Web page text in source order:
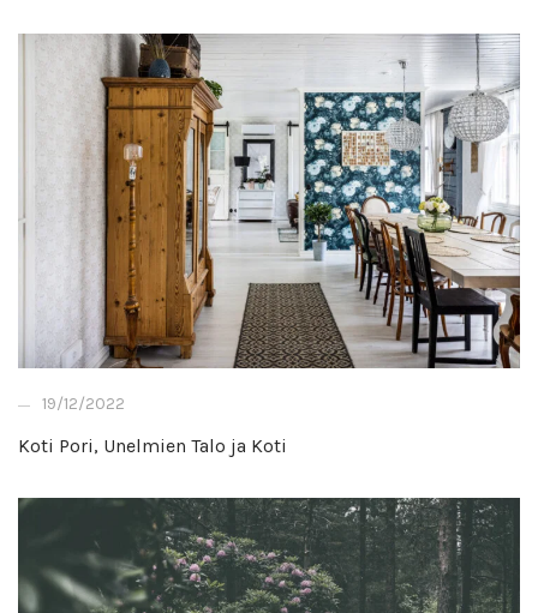
19/12/2022
Koti Pori, Unelmien Talo ja Koti